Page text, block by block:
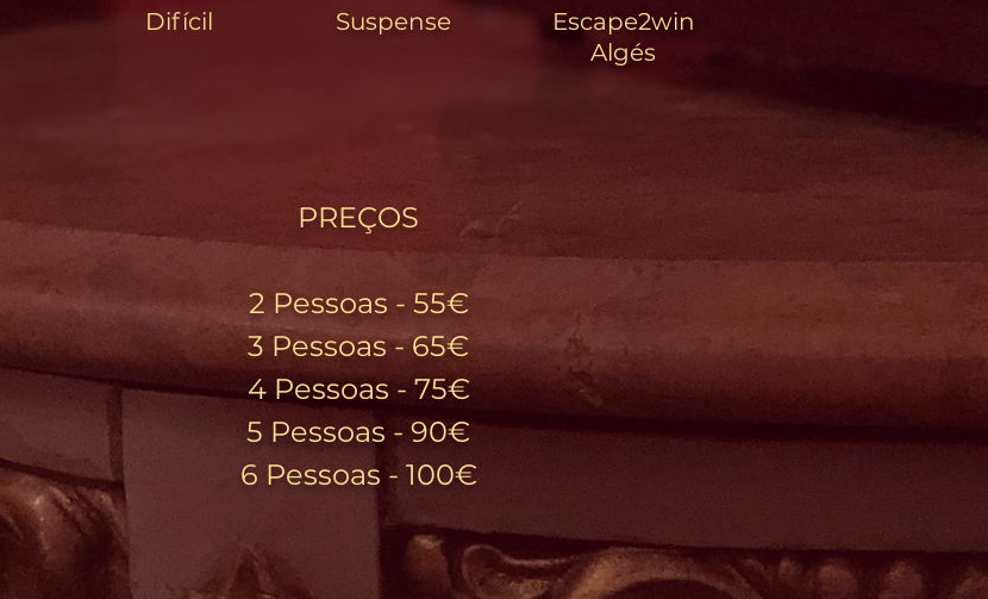
Difícil Suspense
Escape2win
Algés
PREÇOS
2 Pessoas - 55€
3 Pessoas - 65€
4 Pessoas - 75€
5 Pessoas - 90€
6 Pessoas - 100€